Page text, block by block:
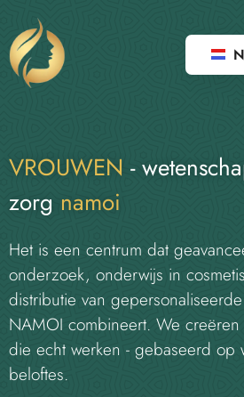
VROUWEN -
zorg namoi
Het is een centrum dat
onderzoek, onderwijs in
distributie van
NAMOI combineert. We
die echt werken - gebaseerd op
beloftes.